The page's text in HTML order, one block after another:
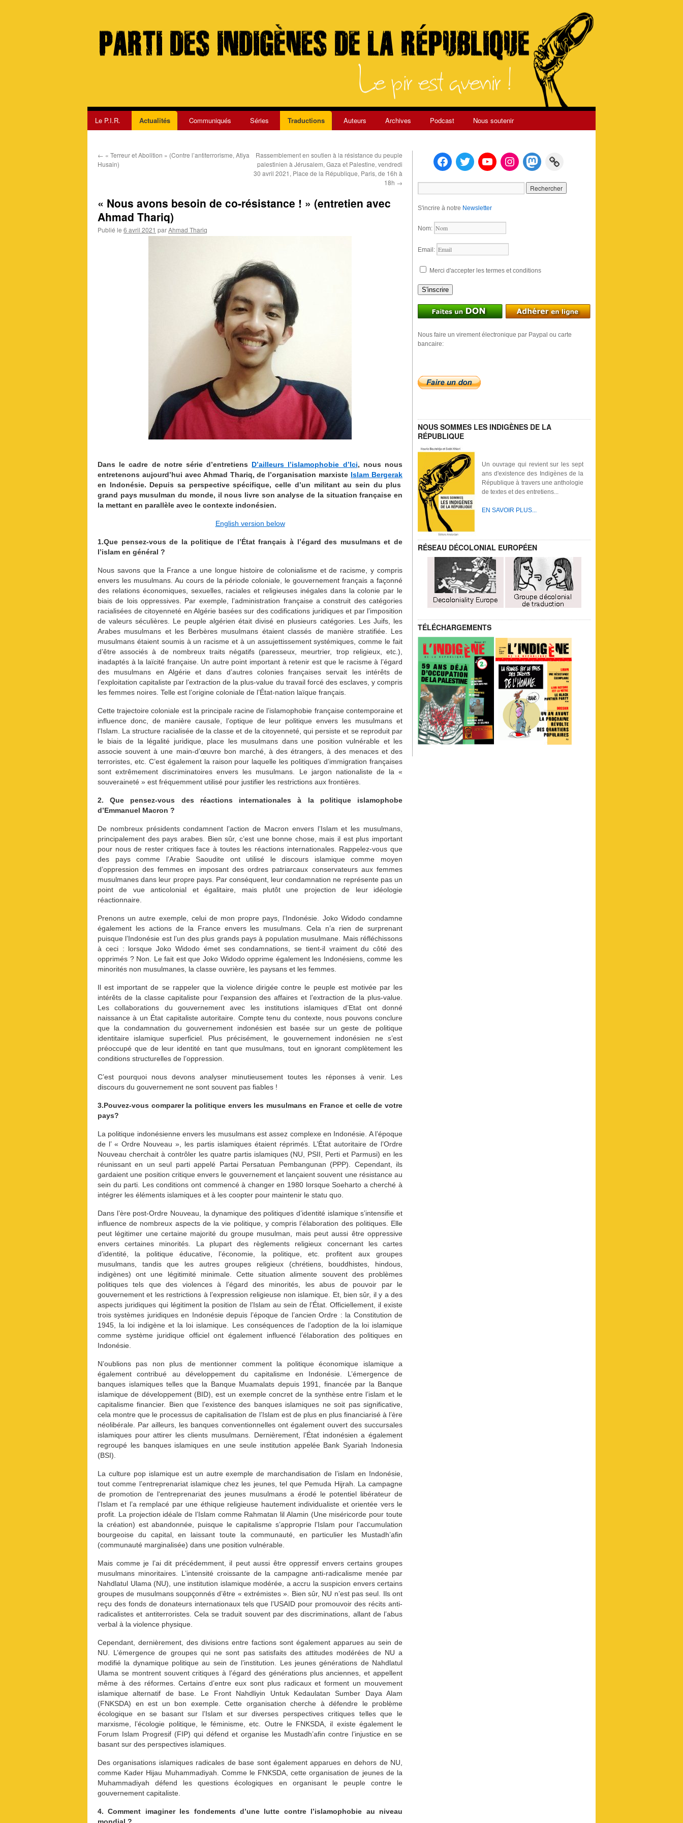
Aller
contenu
Le P.I.R. Actualités Communiqués Séries Traductions Auteurs Archives Podcast Nous soutenir
← « Terreur et Abolition » (Contre l’antiterrorisme, Atiya
Husain)
Rassemblement en soutien à la résistance du peuple
palestinien à Jérusalem, Gaza et Palestine, vendredi
30 avril 2021, Place de la République, Paris, de 16h à
18h →
« Nous avons besoin de co-résistance ! » (entretien avec
Ahmad Thariq)
Publié le 6 avril 2021 parAhmad Thariq
Dans le cadre de notre série d’entretiens D’ailleurs l’islamophobie d’Ici, nous nous
entretenons aujourd’hui avec Ahmad Thariq, de l’organisation marxiste Islam Bergerak
en Indonésie. Depuis sa perspective spécifique, celle d’un militant au sein du plus
grand pays musulman du monde, il nous livre son analyse de la situation française en
la mettant en parallèle avec le contexte indonésien.
English version below
1.Que pensez-vous de la politique de l’État français à l’égard des musulmans et de
l’islam en général ?
Nous savons que la France a une longue histoire de colonialisme et de racisme, y compris
envers les musulmans. Au cours de la période coloniale, le gouvernement français a façonné
des relations économiques, sexuelles, raciales et religieuses inégales dans la colonie par le
biais de lois oppressives. Par exemple, l’administration française a construit des catégories
racialisées de citoyenneté en Algérie basées sur des codifications juridiques et par l’imposition
de valeurs séculières. Le peuple algérien était divisé en plusieurs catégories. Les Juifs, les
Arabes musulmans et les Berbères musulmans étaient classés de manière stratifiée. Les
musulmans étaient soumis à un racisme et à un assujettissement systémiques, comme le fait
d’être associés à de nombreux traits négatifs (paresseux, meurtrier, trop religieux, etc.),
inadaptés à la laïcité française. Un autre point important à retenir est que le racisme à l’égard
des musulmans en Algérie et dans d’autres colonies françaises servait les intérêts de
l’exploitation capitaliste par l’extraction de la plus-value du travail forcé des esclaves, y compris
les femmes noires. Telle est l’origine coloniale de l’État-nation laïque français.
Cette trajectoire coloniale est la principale racine de l’islamophobie française contemporaine et
influence donc, de manière causale, l’optique de leur politique envers les musulmans et
l’Islam. La structure racialisée de la classe et de la citoyenneté, qui persiste et se reproduit par
le biais de la légalité juridique, place les musulmans dans une position vulnérable et les
associe souvent à une main-d’œuvre bon marché, à des étrangers, à des menaces et des
terroristes, etc. C’est également la raison pour laquelle les politiques d’immigration françaises
sont extrêmement discriminatoires envers les musulmans. Le jargon nationaliste de la «
souveraineté » est fréquemment utilisé pour justifier les restrictions aux frontières.
2. Que pensez-vous des réactions internationales à la politique islamophobe
d’Emmanuel Macron ?
De nombreux présidents condamnent l’action de Macron envers l’Islam et les musulmans,
principalement des pays arabes. Bien sûr, c’est une bonne chose, mais il est plus important
pour nous de rester critiques face à toutes les réactions internationales. Rappelez-vous que
des pays comme l’Arabie Saoudite ont utilisé le discours islamique comme moyen
d’oppression des femmes en imposant des ordres patriarcaux conservateurs aux femmes
musulmanes dans leur propre pays. Par conséquent, leur condamnation ne représente pas un
point de vue anticolonial et égalitaire, mais plutôt une projection de leur idéologie
réactionnaire.
Prenons un autre exemple, celui de mon propre pays, l’Indonésie. Joko Widodo condamne
également les actions de la France envers les musulmans. Cela n’a rien de surprenant
puisque l’Indonésie est l’un des plus grands pays à population musulmane. Mais réfléchissons
à ceci : lorsque Joko Widodo émet ses condamnations, se tient-il vraiment du côté des
opprimés ? Non. Le fait est que Joko Widodo opprime également les Indonésiens, comme les
minorités non musulmanes, la classe ouvrière, les paysans et les femmes.
Il est important de se rappeler que la violence dirigée contre le peuple est motivée par les
intérêts de la classe capitaliste pour l’expansion des affaires et l’extraction de la plus-value.
Les collaborations du gouvernement avec les institutions islamiques d’Etat ont donné
naissance à un État capitaliste autoritaire. Compte tenu du contexte, nous pouvons conclure
que la condamnation du gouvernement indonésien est basée sur un geste de politique
identitaire islamique superficiel. Plus précisément, le gouvernement indonésien ne s’est
préoccupé que de leur identité en tant que musulmans, tout en ignorant complètement les
conditions structurelles de l’oppression.
C’est pourquoi nous devons analyser minutieusement toutes les réponses à venir. Les
discours du gouvernement ne sont souvent pas fiables !
3.Pouvez-vous comparer la politique envers les musulmans en France et celle de votre
pays?
La politique indonésienne envers les musulmans est assez complexe en Indonésie. A l’époque
de l’ « Ordre Nouveau », les partis islamiques étaient réprimés. L’État autoritaire de l’Ordre
Nouveau cherchait à contrôler les quatre partis islamiques (NU, PSII, Perti et Parmusi) en les
réunissant en un seul parti appelé Partai Persatuan Pembangunan (PPP). Cependant, ils
gardaient une position critique envers le gouvernement et lançaient souvent une résistance au
sein du parti. Les conditions ont commencé à changer en 1980 lorsque Soeharto a cherché à
intégrer les éléments islamiques et à les coopter pour maintenir le statu quo.
Dans l’ère post-Ordre Nouveau, la dynamique des politiques d’identité islamique s’intensifie et
influence de nombreux aspects de la vie politique, y compris l’élaboration des politiques. Elle
peut légitimer une certaine majorité du groupe musulman, mais peut aussi être oppressive
envers certaines minorités. La plupart des règlements religieux concernant les cartes
d’identité, la politique éducative, l’économie, la politique, etc. profitent aux groupes
musulmans, tandis que les autres groupes religieux (chrétiens, bouddhistes, hindous,
indigènes) ont une légitimité minimale. Cette situation alimente souvent des problèmes
politiques tels que des violences à l’égard des minorités, les abus de pouvoir par le
gouvernement et les restrictions à l’expression religieuse non islamique. Et, bien sûr, il y a des
aspects juridiques qui légitiment la position de l’Islam au sein de l’État. Officiellement, il existe
trois systèmes juridiques en Indonésie depuis l’époque de l’ancien Ordre : la Constitution de
1945, la loi indigène et la loi islamique. Les conséquences de l’adoption de la loi islamique
comme système juridique officiel ont également influencé l’élaboration des politiques en
Indonésie.
N’oublions pas non plus de mentionner comment la politique économique islamique a
également contribué au développement du capitalisme en Indonésie. L’émergence de
banques islamiques telles que la Banque Muamalats depuis 1991, financée par la Banque
islamique de développement (BID), est un exemple concret de la synthèse entre l’islam et le
capitalisme financier. Bien que l’existence des banques islamiques ne soit pas significative,
cela montre que le processus de capitalisation de l’Islam est de plus en plus financiarisé à l’ère
néolibérale. Par ailleurs, les banques conventionnelles ont également ouvert des succursales
islamiques pour attirer les clients musulmans. Dernièrement, l’État indonésien a également
regroupé les banques islamiques en une seule institution appelée Bank Syariah Indonesia
(BSI).
La culture pop islamique est un autre exemple de marchandisation de l’islam en Indonésie,
tout comme l’entreprenariat islamique chez les jeunes, tel que Pemuda Hijrah. La campagne
de promotion de l‘entreprenariat des jeunes musulmans a érodé le potentiel libérateur de
l’Islam et l’a remplacé par une éthique religieuse hautement individualiste et orientée vers le
profit. La projection idéale de l’Islam comme Rahmatan lil Alamin (Une miséricorde pour toute
la création) est abandonnée, puisque le capitalisme s’approprie l’Islam pour l’accumulation
bourgeoise du capital, en laissant toute la communauté, en particulier les Mustadh’afin
(communauté marginalisée) dans une position vulnérable.
Mais comme je l’ai dit précédemment, il peut aussi être oppressif envers certains groupes
musulmans minoritaires. L’intensité croissante de la campagne anti-radicalisme menée par
Nahdlatul Ulama (NU), une institution islamique modérée, a accru la suspicion envers certains
groupes de musulmans soupçonnés d’être « extrémistes ». Bien sûr, NU n’est pas seul. Ils ont
reçu des fonds de donateurs internationaux tels que l’USAID pour promouvoir des récits anti-
radicalistes et antiterroristes. Cela se traduit souvent par des discriminations, allant de l’abus
verbal à la violence physique.
Cependant, dernièrement, des divisions entre factions sont également apparues au sein de
NU. L’émergence de groupes qui ne sont pas satisfaits des attitudes modérées de NU a
modifié la dynamique politique au sein de l’institution. Les jeunes générations de Nahdlatul
Ulama se montrent souvent critiques à l’égard des générations plus anciennes, et appellent
même à des réformes. Certains d’entre eux sont plus radicaux et forment un mouvement
islamique alternatif de base. Le Front Nahdliyin Untuk Kedaulatan Sumber Daya Alam
(FNKSDA) en est un bon exemple. Cette organisation cherche à défendre le problème
écologique en se basant sur l’Islam et sur diverses perspectives critiques telles que le
marxisme, l’écologie politique, le féminisme, etc. Outre le FNKSDA, il existe également le
Forum Islam Progresif (FIP) qui défend et organise les Mustadh’afin contre l’injustice en se
basant sur des perspectives islamiques.
Des organisations islamiques radicales de base sont également apparues en dehors de NU,
comme Kader Hijau Muhammadiyah. Comme le FNKSDA, cette organisation de jeunes de la
Muhammadiyah défend les questions écologiques en organisant le peuple contre le
gouvernement capitaliste.
4. Comment imaginer les fondements d’une lutte contre l’islamophobie au niveau
S'incrire à notre Newsletter
Nom:
Email:
Merci d'accepter les termes et conditions
S'inscrire
Nous faire un virement électronique par Paypal ou carte
bancaire:
NOUS SOMMES LES INDIGÈNES DE LA
RÉPUBLIQUE
Un ouvrage qui revient sur les sept
ans d'existence des Indigènes de la
République à travers une anthologie
de textes et des entretiens...
EN SAVOIR PLUS...
RÉSEAU DÉCOLONIAL EUROPÉEN
TÉLÉCHARGEMENTS